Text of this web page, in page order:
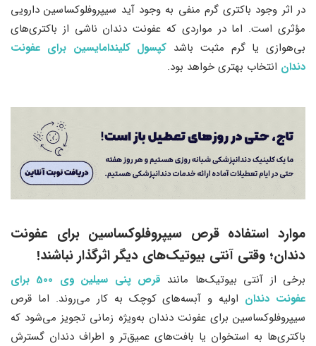
در اثر وجود باکتری‌ گرم منفی به وجود آید سیپروفلوکساسین دارویی
مؤثری است. اما در مواردی که عفونت دندان ناشی از باکتری‌های
بی‌هوازی یا گرم مثبت باشد کپسول کلیندامایسین برای عفونت
دندان انتخاب بهتری خواهد بود.
موارد استفاده قرص سیپروفلوکساسین برای عفونت
دندان؛ وقتی آنتی بیوتیک‌های دیگر اثرگذار نباشند!
برخی از آنتی‌ بیوتیک‌ها مانند
قرص پنی سیلین وی 500 برای
عفونت دندان اولیه و آبسه‌های کوچک به کار می‌روند. اما قرص
سیپروفلوکساسین برای عفونت دندان به‌ویژه زمانی تجویز می‌شود که
باکتری‌ها به استخوان یا بافت‌های عمیق‌تر و اطراف دندان گسترش